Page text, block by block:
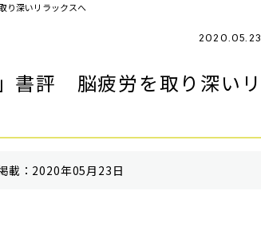
り深いリラックスへ
2020.05.23
書評 脳疲労を取り深いリ
載：2020年05月23日